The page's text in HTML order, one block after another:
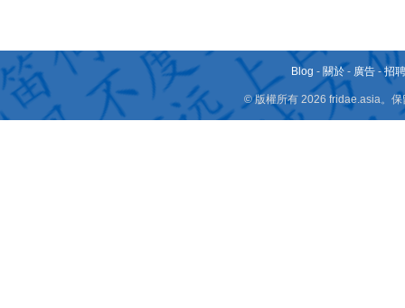
Blog - 關於 - 廣告 -招
© 版權所有 2026 fridae.asia。